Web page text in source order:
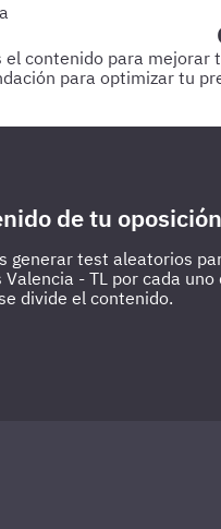
contenido para
para optimizar tu
de tu oposición
generar test aleatorios
- TL por cada uno
divide el contenido.